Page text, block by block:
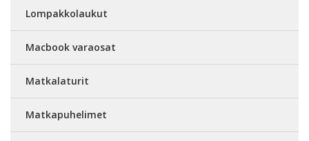
Lompakkolaukut
Macbook varaosat
Matkalaturit
Matkapuhelimet